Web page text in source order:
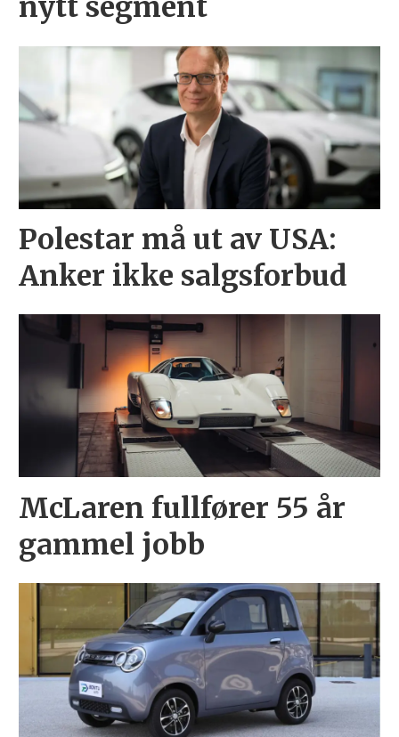
Polestar må ut av USA:
Anker ikke salgsforbud
McLaren fullfører 55 år
gammel jobb